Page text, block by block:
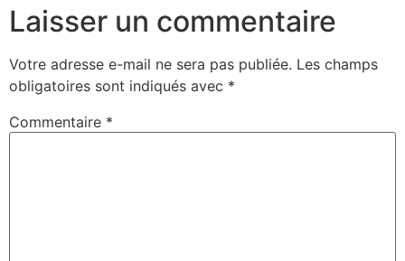
Facebook(ouvre
dans
une
dans
une
Laisser un commentaire
Votre adresse e-mail ne sera pas publiée. Les champs
obligatoires sont indiqués avec *
Commentaire *